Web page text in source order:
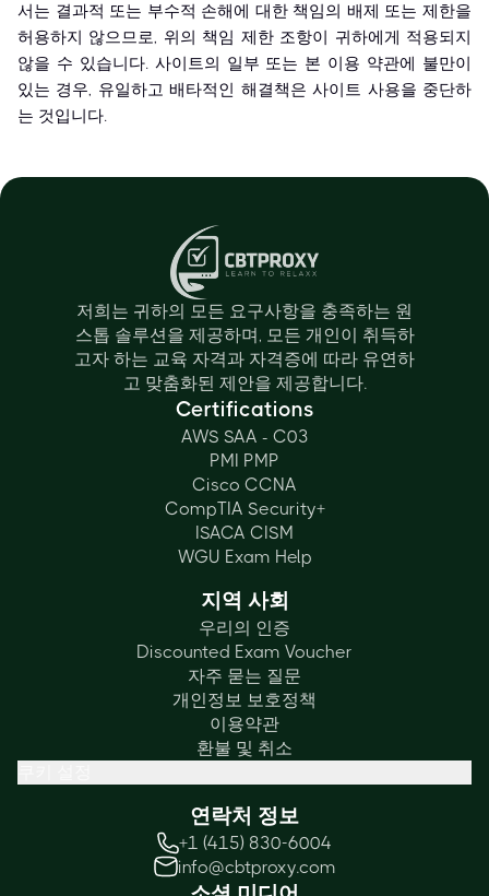
서는 결과적 또는 부수적 손해에 대한 책임의 배제 또는 제한을
허용하지 않으므로, 위의 책임 제한 조항이 귀하에게 적용되지
않을 수 있습니다. 사이트의 일부 또는 본 이용 약관에 불만이
있는 경우, 유일하고 배타적인 해결책은 사이트 사용을 중단하
는 것입니다.
저희는 귀하의 모든 요구사항을 충족하는 원
스톱 솔루션을 제공하며, 모든 개인이 취득하
고자 하는 교육 자격과 자격증에 따라 유연하
고 맞춤화된 제안을 제공합니다.
Certifications
AWS SAA - C03
PMI PMP
Cisco CCNA
CompTIA Security+
ISACA CISM
WGU Exam Help
지역 사회
우리의 인증
Discounted Exam Voucher
자주 묻는 질문
개인정보 보호정책
이용약관
환불 및 취소
연락처 정보
+1 (415) 830-6004
info@cbtproxy.com